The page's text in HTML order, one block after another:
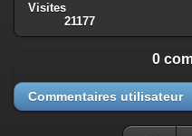
Visites
21177
0
Commentaires utilisateur